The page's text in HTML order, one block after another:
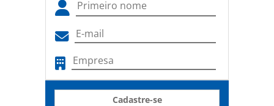
Cadastre-se